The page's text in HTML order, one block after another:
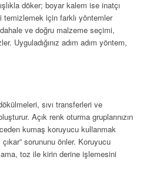
döker; boyar kalem ise inatçı
temizlemek için farklı yöntemler
ve doğru malzeme seçimi,
Uyguladığınız adım adım yöntem,
sıvı transferleri ve
Açık renk oturma gruplarınızın
kumaş koruyucu kullanmak
sorununu önler. Koruyucu
toz ile kirin derine işlemesini